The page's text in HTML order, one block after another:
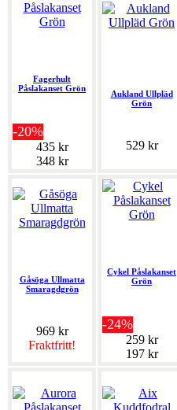
Fagerhult
Påslakanset Grön
-20%
435 kr
348 kr
Aukland Ullpläd
Grön
529 kr
Gåsöga Ullmatta
Smaragdgrön
969 kr
Fraktfritt!
Cykel Påslakanset
Grön
-24%
259 kr
197 kr